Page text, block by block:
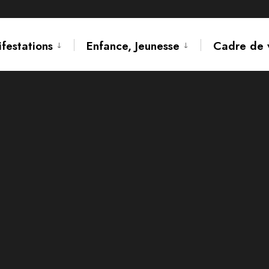
Enfance, Jeunesse Cadre de